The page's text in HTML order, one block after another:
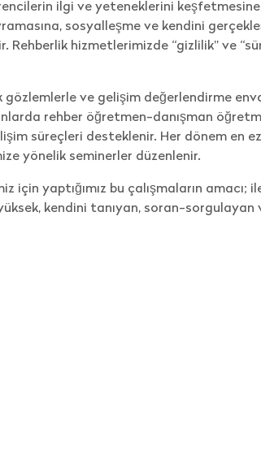
ilgi ve yeteneklerini
sosyalleşme ve kendini
hizmetlerimizde “gizlilik” ve
ve gelişim değerlendirme
rehber öğretmen-danışman
süreçleri desteklenir. Her dönem en
yönelik seminerler düzenlenir.
için yaptığımız bu çalışmaların amacı;
kendini tanıyan, soran-sorgulayan